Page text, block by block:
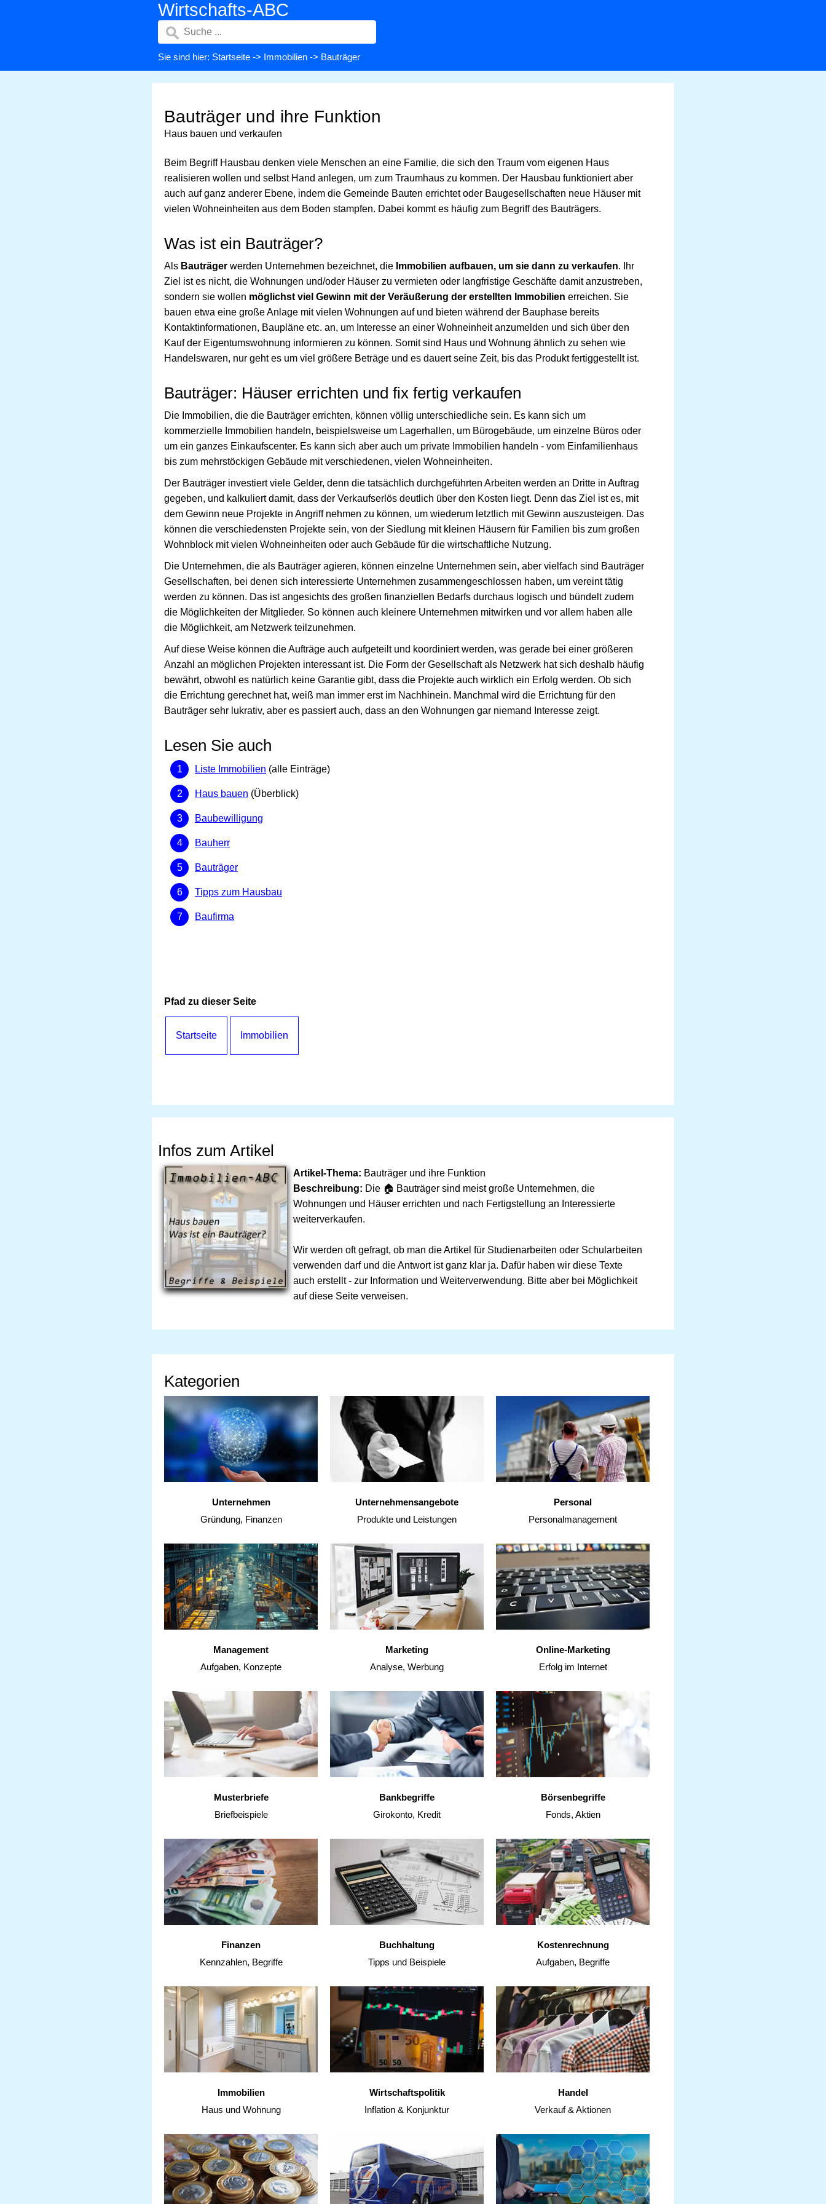
Wirtschafts-ABC
Sie sind hier: Startseite -> Immobilien -> Bauträger
Bauträger und ihre Funktion
Haus bauen und verkaufen
Beim Begriff Hausbau denken viele Menschen an eine Familie, die sich den Traum vom eigenen Haus
realisieren wollen und selbst Hand anlegen, um zum Traumhaus zu kommen. Der Hausbau funktioniert aber
auch auf ganz anderer Ebene, indem die Gemeinde Bauten errichtet oder Baugesellschaften neue Häuser mit
vielen Wohneinheiten aus dem Boden stampfen. Dabei kommt es häufig zum Begriff des Bauträgers.
Was ist ein Bauträger?
Als Bauträger werden Unternehmen bezeichnet, die Immobilien aufbauen, um sie dann zu verkaufen. Ihr
Ziel ist es nicht, die Wohnungen und/oder Häuser zu vermieten oder langfristige Geschäfte damit anzustreben,
sondern sie wollen möglichst viel Gewinn mit der Veräußerung der erstellten Immobilien erreichen. Sie
bauen etwa eine große Anlage mit vielen Wohnungen auf und bieten während der Bauphase bereits
Kontaktinformationen, Baupläne etc. an, um Interesse an einer Wohneinheit anzumelden und sich über den
Kauf der Eigentumswohnung informieren zu können. Somit sind Haus und Wohnung ähnlich zu sehen wie
Handelswaren, nur geht es um viel größere Beträge und es dauert seine Zeit, bis das Produkt fertiggestellt ist.
Bauträger: Häuser errichten und fix fertig verkaufen
Die Immobilien, die die Bauträger errichten, können völlig unterschiedliche sein. Es kann sich um
kommerzielle Immobilien handeln, beispielsweise um Lagerhallen, um Bürogebäude, um einzelne Büros oder
um ein ganzes Einkaufscenter. Es kann sich aber auch um private Immobilien handeln - vom Einfamilienhaus
bis zum mehrstöckigen Gebäude mit verschiedenen, vielen Wohneinheiten.
Der Bauträger investiert viele Gelder, denn die tatsächlich durchgeführten Arbeiten werden an Dritte in Auftrag
gegeben, und kalkuliert damit, dass der Verkaufserlös deutlich über den Kosten liegt. Denn das Ziel ist es, mit
dem Gewinn neue Projekte in Angriff nehmen zu können, um wiederum letztlich mit Gewinn auszusteigen. Das
können die verschiedensten Projekte sein, von der Siedlung mit kleinen Häusern für Familien bis zum großen
Wohnblock mit vielen Wohneinheiten oder auch Gebäude für die wirtschaftliche Nutzung.
Die Unternehmen, die als Bauträger agieren, können einzelne Unternehmen sein, aber vielfach sind Bauträger
Gesellschaften, bei denen sich interessierte Unternehmen zusammengeschlossen haben, um vereint tätig
werden zu können. Das ist angesichts des großen finanziellen Bedarfs durchaus logisch und bündelt zudem
die Möglichkeiten der Mitglieder. So können auch kleinere Unternehmen mitwirken und vor allem haben alle
die Möglichkeit, am Netzwerk teilzunehmen.
Auf diese Weise können die Aufträge auch aufgeteilt und koordiniert werden, was gerade bei einer größeren
Anzahl an möglichen Projekten interessant ist. Die Form der Gesellschaft als Netzwerk hat sich deshalb häufig
bewährt, obwohl es natürlich keine Garantie gibt, dass die Projekte auch wirklich ein Erfolg werden. Ob sich
die Errichtung gerechnet hat, weiß man immer erst im Nachhinein. Manchmal wird die Errichtung für den
Bauträger sehr lukrativ, aber es passiert auch, dass an den Wohnungen gar niemand Interesse zeigt.
Lesen Sie auch
Liste Immobilien (alle Einträge)
Haus bauen (Überblick)
Baubewilligung
Bauherr
Bauträger
Tipps zum Hausbau
Baufirma
Pfad zu dieser Seite
Startseite Immobilien
Infos zum Artikel
Artikel-Thema: Bauträger und ihre Funktion
Beschreibung: Die 🏠 Bauträger sind meist große Unternehmen, die
Wohnungen und Häuser errichten und nach Fertigstellung an Interessierte
weiterverkaufen.
Wir werden oft gefragt, ob man die Artikel für Studienarbeiten oder Schularbeiten
verwenden darf und die Antwort ist ganz klar ja. Dafür haben wir diese Texte
auch erstellt - zur Information und Weiterverwendung. Bitte aber bei Möglichkeit
auf diese Seite verweisen.
Kategorien
Unternehmen
Gründung, Finanzen
Unternehmensangebote
Produkte und Leistungen
Personal
Personalmanagement
Management
Aufgaben, Konzepte
Marketing
Analyse, Werbung
Online-Marketing
Erfolg im Internet
Musterbriefe
Briefbeispiele
Bankbegriffe
Girokonto, Kredit
Börsenbegriffe
Fonds, Aktien
Finanzen
Kennzahlen, Begriffe
Buchhaltung
Tipps und Beispiele
Kostenrechnung
Aufgaben, Begriffe
Immobilien
Haus und Wohnung
Wirtschaftspolitik
Inflation & Konjunktur
Handel
Verkauf & Aktionen